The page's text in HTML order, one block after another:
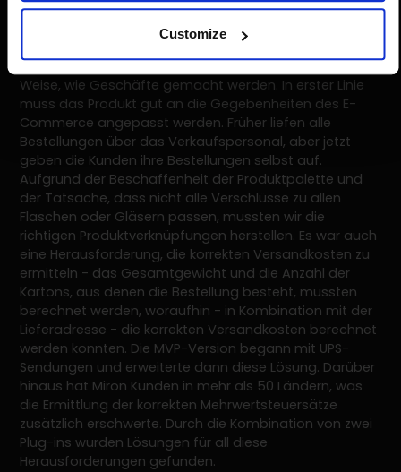
Customize
Fünfundzwanzig Jahre nach ihrer Gründung wächst die
Marke Miron stark im Bereich des elektronischen
bestehenden Prozessen, Systemen oder der Art und
Weise, wie Geschäfte gemacht werden. In erster Linie
muss das Produkt gut an die Gegebenheiten des E-
Commerce angepasst werden. Früher liefen alle
Bestellungen über das Verkaufspersonal, aber jetzt
geben die Kunden ihre Bestellungen selbst auf.
Aufgrund der Beschaffenheit der Produktpalette und
der Tatsache, dass nicht alle Verschlüsse zu allen
Flaschen oder Gläsern passen, mussten wir die
richtigen Produktverknüpfungen herstellen. Es war auch
eine Herausforderung, die korrekten Versandkosten zu
ermitteln - das Gesamtgewicht und die Anzahl der
Kartons, aus denen die Bestellung besteht, mussten
berechnet werden, woraufhin - in Kombination mit der
Lieferadresse - die korrekten Versandkosten berechnet
werden konnten. Die MVP-Version begann mit UPS-
Sendungen und erweiterte dann diese Lösung. Darüber
hinaus hat Miron Kunden in mehr als 50 Ländern, was
die Ermittlung der korrekten Mehrwertsteuersätze
zusätzlich erschwerte. Durch die Kombination von zwei
Plug-ins wurden Lösungen für all diese
Herausforderungen gefunden.